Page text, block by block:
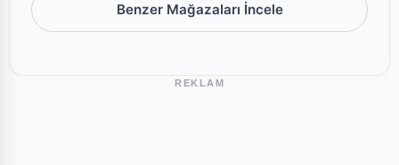
Benzer Mağazaları İncele
REKLAM